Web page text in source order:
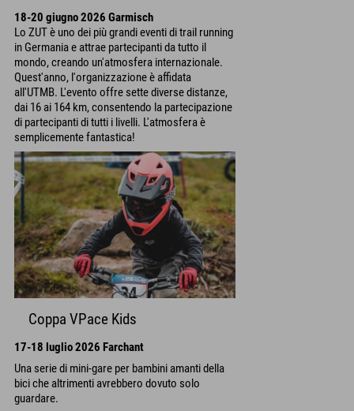
18-20 giugno 2026 Garmisch
Lo ZUT è uno dei più grandi eventi di trail running
in Germania e attrae partecipanti da tutto il
mondo, creando un'atmosfera internazionale.
Quest'anno, l'organizzazione è affidata
all'UTMB. L'evento offre sette diverse distanze,
dai 16 ai 164 km, consentendo la partecipazione
di partecipanti di tutti i livelli. L'atmosfera è
semplicemente fantastica!
Coppa VPace Kids
17-18 luglio 2026 Farchant
Una serie di mini-gare per bambini amanti della
bici che altrimenti avrebbero dovuto solo
guardare.